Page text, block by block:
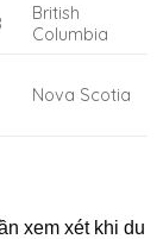
British
Columbia
Nova Scotia
xem xét khi du